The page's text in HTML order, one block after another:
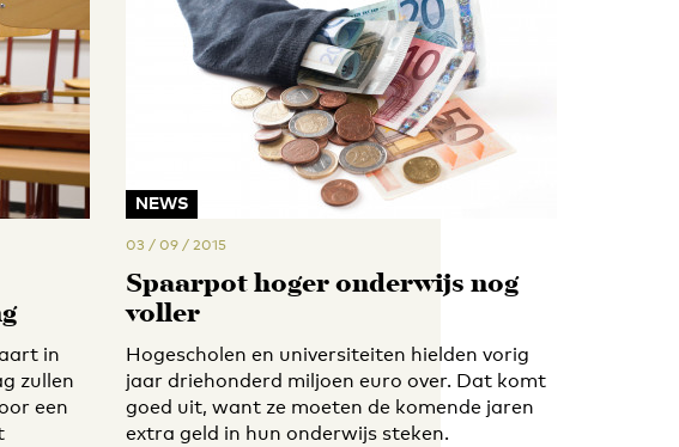
in
zullen
een
NEWS
03 / 09 / 2015
Spaarpot hoger onderwijs nog
voller
Hogescholen en universiteiten hielden vorig
jaar driehonderd miljoen euro over. Dat komt
goed uit, want ze moeten de komende jaren
extra geld in hun onderwijs steken.